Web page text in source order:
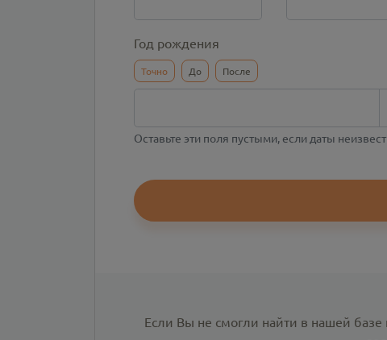
Год рождения
Точно До После
Оставьте эти поля пустыми, если даты
Если Вы не смогли найти в нашей